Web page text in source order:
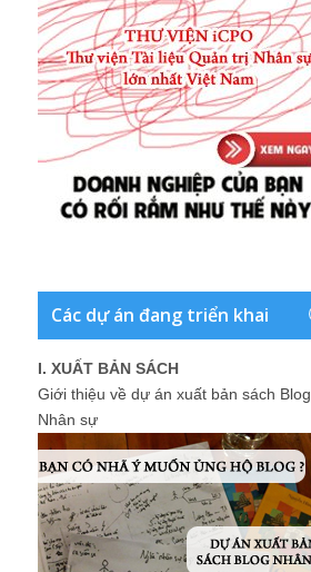
Các dự án đang triển khai
I. XUẤT BẢN SÁCH
Giới thiệu về dự án xuất bản sách Blog
Nhân sự